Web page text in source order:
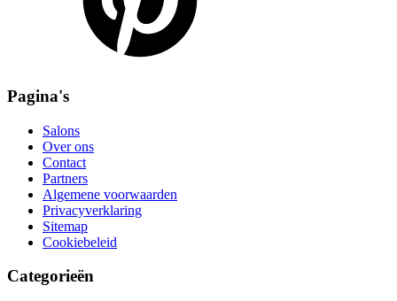
Pagina's
Salons
Over ons
Contact
Partners
Algemene voorwaarden
Privacyverklaring
Sitemap
Cookiebeleid
Categorieën